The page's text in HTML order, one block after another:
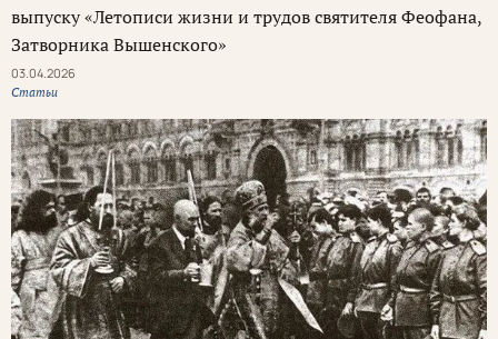
выпуску «Летописи жизни и трудов святителя Феофана,
Затворника Вышенского»
03.04.2026
Статьи